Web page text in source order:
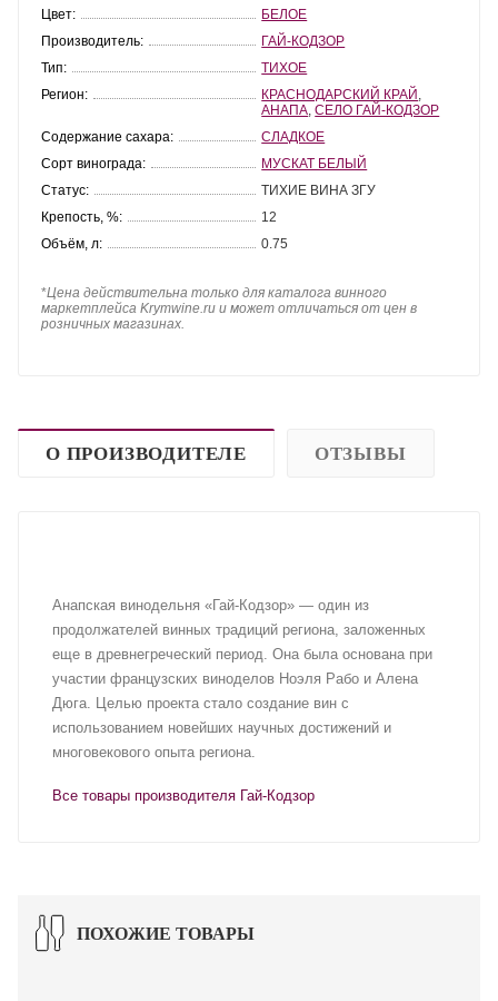
Цвет:
БЕЛОЕ
Производитель:
ГАЙ-КОДЗОР
Тип:
ТИХОЕ
Регион:
КРАСНОДАРСКИЙ КРАЙ
АНАПА ,СЕЛО ГАЙ-КОДЗОР
Содержание сахара:
СЛАДКОЕ
Сорт винограда:
МУСКАТ БЕЛЫЙ
Статус:
ТИХИЕ ВИНА ЗГУ
Крепость, %:
12
Объём, л:
0.75
*Цена действительна только для каталога винного
маркетплейса Krymwine.ru и может отличаться от цен в
розничных магазинах.
О ПРОИЗВОДИТЕЛЕ ОТЗЫВЫ
Анапская винодельня «Гай-Кодзор» — один из
продолжателей винных традиций региона, заложенных
еще в древнегреческий период. Она была основана при
участии французских виноделов Ноэля Рабо и Алена
Дюга. Целью проекта стало создание вин с
использованием новейших научных достижений и
многовекового опыта региона.
Все товары производителя Гай-Кодзор
ПОХОЖИЕ ТОВАРЫ